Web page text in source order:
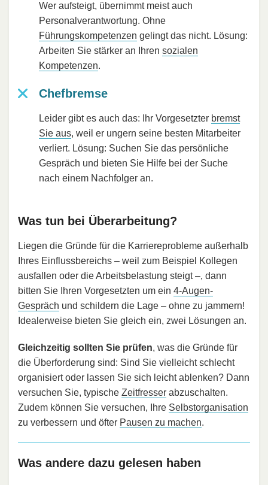
Wer aufsteigt, übernimmt meist auch
Personalverantwortung. Ohne
Führungskompetenzen gelingt das nicht. Lösung:
Arbeiten Sie stärker an Ihren sozialen
Kompetenzen.
Chefbremse
Leider gibt es auch das: Ihr Vorgesetzter bremst
Sie aus, weil er ungern seine besten Mitarbeiter
verliert. Lösung: Suchen Sie das persönliche
Gespräch und bieten Sie Hilfe bei der Suche
nach einem Nachfolger an.
Was tun bei Überarbeitung?
Liegen die Gründe für die Karriereprobleme außerhalb
Ihres Einflussbereichs – weil zum Beispiel Kollegen
ausfallen oder die Arbeitsbelastung steigt –, dann
bitten Sie Ihren Vorgesetzten um ein 4-Augen-
Gespräch und schildern die Lage – ohne zu jammern!
Idealerweise bieten Sie gleich ein, zwei Lösungen an.
Gleichzeitig sollten Sie prüfen, was die Gründe für
die Überforderung sind: Sind Sie vielleicht schlecht
organisiert oder lassen Sie sich leicht ablenken? Dann
versuchen Sie, typische Zeitfresser abzuschalten.
Zudem können Sie versuchen, Ihre Selbstorganisation
zu verbessern und öfter Pausen zu machen.
Was andere dazu gelesen haben